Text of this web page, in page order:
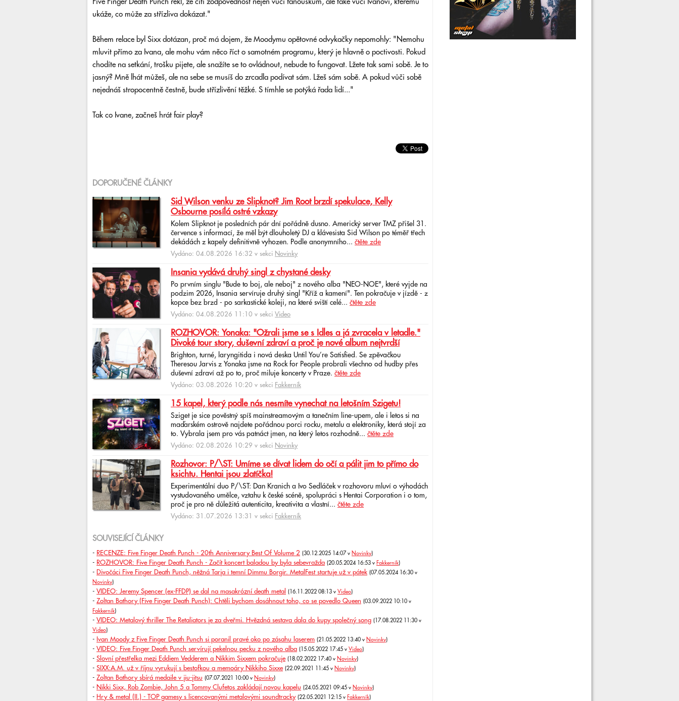
Five Finger Death Punch řekl, že cítí zodpovědnost nejen vůči fanouškům, ale také vůči Ivanovi, kterému
ukáže, co může za střízliva dokázat."
Během relace byl Sixx dotázan, proč má dojem, že Moodymu opětovné odvykačky nepomohly: "Nemohu
mluvit přímo za Ivana, ale mohu vám něco říct o samotném programu, který je hlavně o poctivosti. Pokud
chodíte na setkání, trošku pijete, ale snažíte se to ovládnout, nebude to fungovat. Lžete tak sami sobě. Je to
jasný? Mně lhát můžeš, ale na sebe se musíš do zrcadla podívat sám. Lžeš sám sobě. A pokud vůči sobě
nejednáš stropocentně čestně, bude střízlivění těžké. S tímhle se potýká řada lidí..."
Tak co Ivane, začneš hrát fair play?
DOPORUČENÉ ČLÁNKY
Sid Wilson venku ze Slipknot? Jim Root brzdí spekulace, Kelly
Osbourne posílá ostré vzkazy
Kolem Slipknot je posledních pár dní pořádně dusno. Americký server TMZ přišel 31.
července s informací, že měl být dlouholetý DJ a klávesista Sid Wilson po téměř třech
dekádách z kapely definitivně vyhozen. Podle anonymního... čtěte zde
Vydáno: 04.08.2026 16:32 v sekci Novinky
Insania vydává druhý singl z chystané desky
Po prvním singlu "Bude to boj, ale neboj" z nového alba "NEO-NOE", které vyjde na
podzim 2026, Insania servíruje druhý singl "Kříž a kamení". Ten pokračuje v jízdě - z
kopce bez brzd - po sarkastické koleji, na které sviští celé... čtěte zde
Vydáno: 04.08.2026 11:10 v sekci Video
ROZHOVOR: Yonaka: "Ožrali jsme se s Idles a já zvracela v letadle."
Divoké tour story, duševní zdraví a proč je nové album nejtvrdší
Brighton, turné, laryngitida i nová deska Until You’re Satisfied. Se zpěvačkou
Theresou Jarvis z Yonaka jsme na Rock for People probrali všechno od hudby přes
duševní zdraví až po to, proč miluje koncerty v Praze. čtěte zde
Vydáno: 03.08.2026 10:20 v sekci Fakkerník
15 kapel, který podle nás nesmíte vynechat na letošním Szigetu!
Sziget je sice pověstný spíš mainstreamovým a tanečním line-upem, ale i letos si na
maďarském ostrově najdete pořádnou porci rocku, metalu a elektroniky, která stojí za
to. Vybrala jsem pro vás patnáct jmen, na který letos rozhodně... čtěte zde
Vydáno: 02.08.2026 10:29 v sekci Novinky
Rozhovor: P/\ST: Umíme se dívat lidem do očí a pálit jim to přímo do
ksichtu. Hentai jsou zlatíčka!
Experimentální duo P/\ST: Dan Kranich a Ivo Sedláček v rozhovoru mluví o výhodách
vystudovaného umělce, vztahu k české scéně, spolupráci s Hentai Corporation i o tom,
proč je pro ně důležitá autenticita, kreativita a vlastní... čtěte zde
Vydáno: 31.07.2026 13:31 v sekci Fakkerník
SOUVISEJÍCÍ ČLÁNKY
- RECENZE: Five Finger Death Punch - 20th Anniversary Best Of Volume 2 (30.12.2025 14:07 v Novinky)
- ROZHOVOR: Five Finger Death Punch - Začít koncert baladou by byla sebevražda (20.05.2024 16:53 v Fakkerník)
- Divočáci Five Finger Death Punch, něžná Tarja i temní Dimmu Borgir. MetalFest startuje už v pátek (07.05.2024 16:30 v
Novinky)
- VIDEO: Jeremy Spencer (ex-FFDP) se dal na masakrózní death metal (16.11.2022 08:13 v Video)
- Zoltan Bathory (Five Finger Death Punch): Chtěli bychom dosáhnout toho, co se povedlo Queen (03.09.2022 10:10 v
Fakkerník)
- VIDEO: Metalový thriller The Retaliators je za dveřmi. Hvězdná sestava dala do kupy společný song (17.08.2022 11:30 v
Video)
- Ivan Moody z Five Finger Death Punch si poranil pravé oko po zásahu laserem (21.05.2022 13:40 v Novinky)
- VIDEO: Five Finger Death Punch servírují pekelnou pecku z nového alba (15.05.2022 17:45 v Video)
- Slovní přestřelka mezi Eddiem Vedderem a Nikkim Sixxem pokračuje (18.02.2022 17:40 v Novinky)
- SIXX:A.M. už v říjnu vyrukují s bestofkou a memoáry Nikkiho Sixxe (22.09.2021 11:45 v Novinky)
- Zoltan Bathory sbírá medaile v jiu-jitsu (07.07.2021 10:00 v Novinky)
- Nikki Sixx, Rob Zombie, John 5 a Tommy Clufetos zakládají novou kapelu (24.05.2021 09:45 v Novinky)
- Hry & metal (II.) - TOP gamesy s licencovanými metalovými soundtracky (22.05.2021 12:15 v Fakkerník)